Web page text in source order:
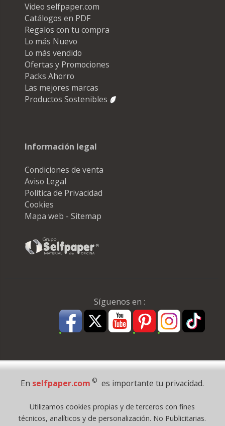
Video selfpaper.com
Catálogos en PDF
Regalos con tu compra
Lo más Nuevo
Lo más vendido
Ofertas y Promociones
Packs Ahorro
Las mejores marcas
Productos Sostenibles
Información legal
Condiciones de venta
Aviso Legal
Política de Privacidad
Cookies
Mapa web - Sitemap
Síguenos en :
Pago Seguro
Todos los derechos reservados
En selfpaper.com © es importante tu privacidad.
Utilizamos cookies propias y de terceros con fines
técnicos, analíticos y de personalización. No Publicitarias.